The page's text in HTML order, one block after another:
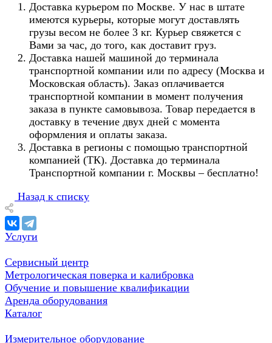
Доставка курьером по Москве. У нас в штате
имеются курьеры, которые могут доставлять
грузы весом не более 3 кг. Курьер свяжется с
Вами за час, до того, как доставит груз.
Доставка нашей машиной до терминала
транспортной компании или по адресу (Москва и
Московская область). Заказ оплачивается
транспортной компании в момент получения
заказа в пункте самовывоза. Товар передается в
доставку в течение двух дней с момента
оформления и оплаты заказа.
Доставка в регионы с помощью транспортной
компанией (ТК). Доставка до терминала
Транспортной компании г. Москвы – бесплатно!
Назад к списку
Услуги
Сервисный центр
Метрологическая поверка и калибровка
Обучение и повышение квалификации
Аренда оборудования
Каталог
Измерительное оборудование